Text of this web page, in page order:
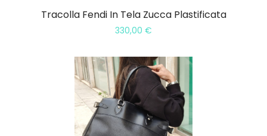
Tracolla Fendi In Tela Zucca Plastificata
330,00 €